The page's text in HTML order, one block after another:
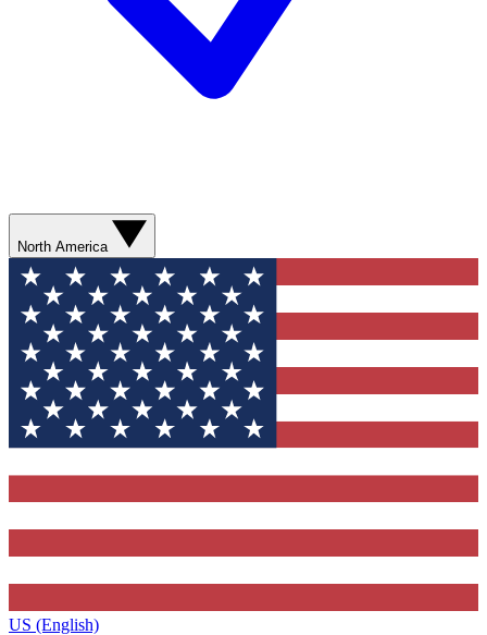
North America
US (English)